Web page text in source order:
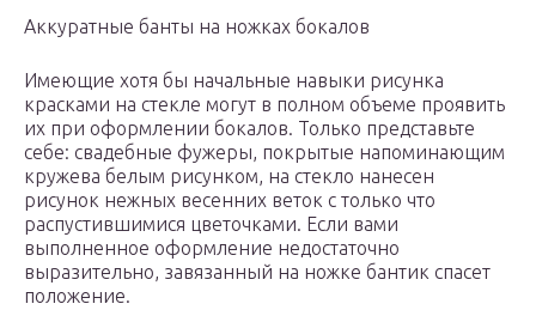
Аккуратные банты на ножках бокалов
Имеющие хотя бы начальные навыки рисунка
красками на стекле могут в полном объеме проявить
их при оформлении бокалов. Только представьте
себе: свадебные фужеры, покрытые напоминающим
кружева белым рисунком, на стекло нанесен
рисунок нежных весенних веток с только что
распустившимися цветочками. Если вами
выполненное оформление недостаточно
выразительно, завязанный на ножке бантик спасет
положение.